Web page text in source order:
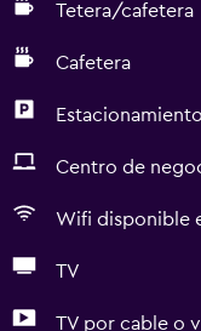
Tetera/cafetera
Cafetera
Centro de
Wifi disponible
TV
TV por cable o